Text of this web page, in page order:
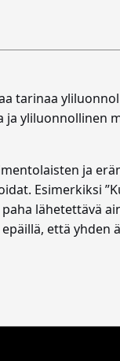
tarinaa
yliluonnollinen
ja
Esimerkiksi
lähetettävä
että yhden